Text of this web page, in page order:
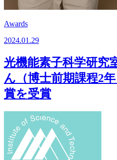
Awards
2024.01.29
光機能素子科学研究
ん（博士前期課程2
賞を受賞